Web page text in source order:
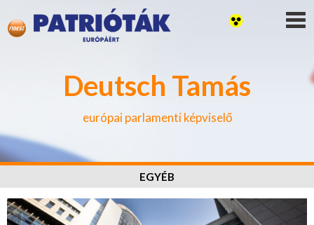
Deutsch Tamás
európai parlamenti képviselő
EGYÉB